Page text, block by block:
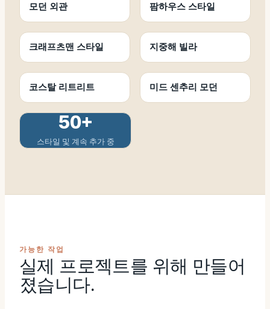
모던 외관 팜하우스 스타일
크래프츠맨 스타일 지중해 빌라
코스탈 리트리트 미드 센추리 모던
50+
스타일 및 계속 추가 중
가능한 작업
실제 프로젝트를 위해 만들어
졌습니다.